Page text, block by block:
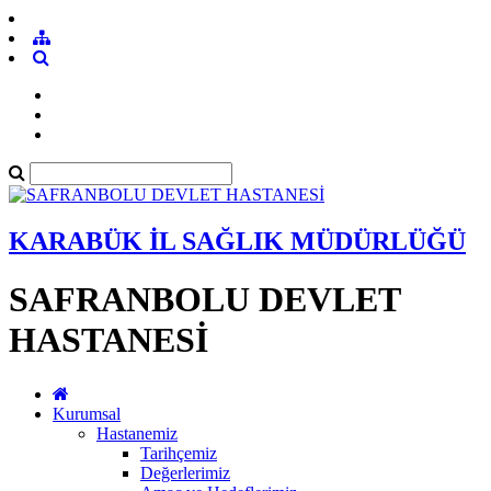
KARABÜK İL SAĞLIK MÜDÜRLÜĞÜ
SAFRANBOLU DEVLET
HASTANESİ
Kurumsal
Hastanemiz
Tarihçemiz
Değerlerimiz